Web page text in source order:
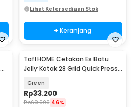
Lihat Ketersediaan Stok
+ Keranjang
TaffHOME Cetakan Es Batu
Jelly Kotak 28 Grid Quick Press
Green
Rp33.200
Rp60.900 46%